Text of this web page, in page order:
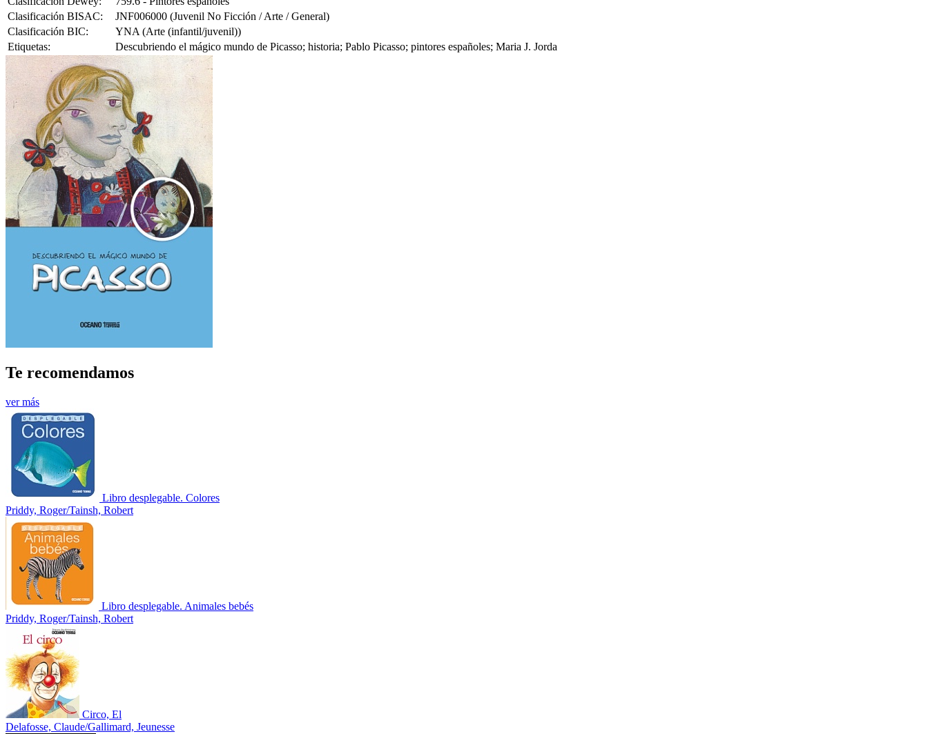
Clasificación BISAC:
JNF006000 (Juvenil No Ficción / Arte / General)
Clasificación BIC:
YNA (Arte (infantil/juvenil))
Etiquetas:
Descubriendo el mágico mundo de Picasso; historia; Pablo Picasso; pintores españoles; Maria J. Jorda
Te recomendamos
ver más
Libro desplegable. Colores
Priddy, Roger/Tainsh, Robert
Libro desplegable. Animales bebés
Priddy, Roger/Tainsh, Robert
Circo, El
Delafosse, Claude/Gallimard, Jeunesse